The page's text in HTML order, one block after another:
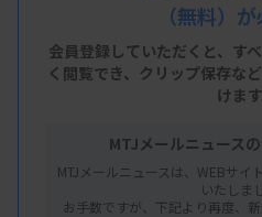
主 催
福岡県臨床衛生検査技師
概 要
（無料）
会員登録していただくと、す
く閲覧でき、 クリップ保存な
けます
MTJメールニュース
MTJメールニュースは、WEBサイ
いたしま
お手数ですが、下記より再度、